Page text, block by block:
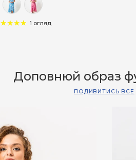
1 огляд
Доповнюй образ
ПОДИВИТИСЬ ВСЕ